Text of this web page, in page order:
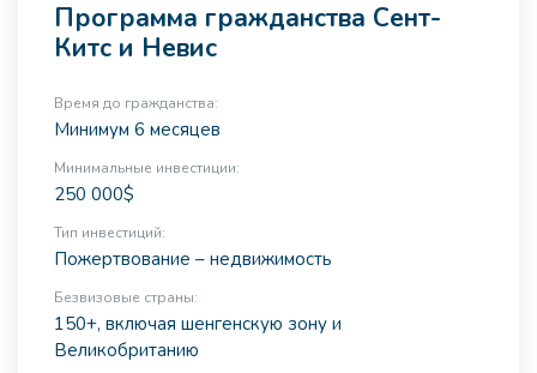
Программа гражданства Сент-
Китс и Невис
Время до гражданства:
Минимум 6 месяцев
Минимальные инвестиции:
250 000$
Тип инвестиций:
Пожертвование – недвижимость
Безвизовые страны:
150+, включая шенгенскую зону и
Великобританию